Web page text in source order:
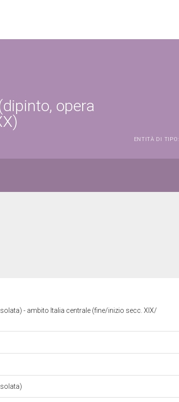
opera
ENTITÀ DI TIPO:
- ambito Italia centrale (fine/inizio secc. XIX/